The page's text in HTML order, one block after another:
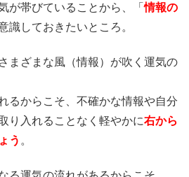
が帯びていることから、「情報の
識しておきたいところ。
まざまな風（情報）が吹く運気の
るからこそ、不確かな情報や自分
り入れることなく軽やかに右から
う 。